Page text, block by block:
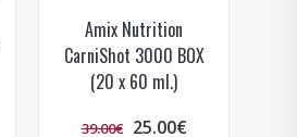
Amix Nutrition
CarniShot 3000 BOX
(20 x 60 ml.)
39.00€ 25.00€